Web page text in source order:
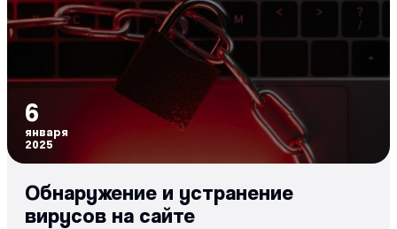
6
января
2025
Обнаружение и устранение
вирусов на сайте